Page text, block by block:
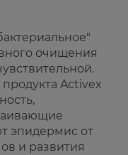
очищения
Activex
эпидермис от
и развития